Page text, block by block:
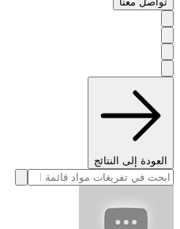
العودة إلى النتائج